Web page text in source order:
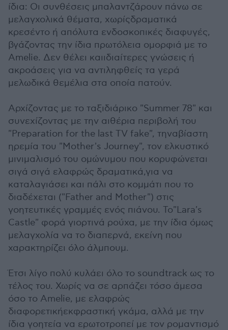
ίδια: Οι συνθέσεις μπαλαντζάρουν πάνω σε
μελαγχολικά θέματα, χωρίςδραματικά
κρεσέντο ή απόλυτα ενδοσκοπικές διαφυγές,
βγάζοντας την ίδια πρωτόλεια ομορφιά με το
Amelie. Δεν θέλει καιιδιαίτερες γνώσεις ή
ακροάσεις για να αντιληφθείς τα γερά
μελωδικά θεμέλια στα οποία πατούν.
Aρχίζοντας με το ταξιδιάρικο "Summer 78" και
συνεχίζοντας με την αιθέρια περιβολή του
"Preparation for the last TV fake", τηναβίαστη
ηρεμία του "Mother's Journey", τον ελκυστικό
μινιμαλισμό του ομώνυμου που κορυφώνεται
σιγά σιγά ελαφρώς δραματικά,για να
καταλαγιάσει και πάλι στο κομμάτι που το
διαδέχεται ("Father and Mother") στις
γοητευτικές γραμμές ενός πιάνου. To"Lara's
Castle" φορά γιορτινά ρούχα, με την ίδια όμως
μελαγχολία να το διαπερνά, εκείνη που
χαρακτηρίζει όλο άλμπουμ.
Έτσι λίγο πολύ κυλάει όλο το soundtrack ως το
τέλος του. Χωρίς να σε αρπάζει τόσο άμεσα
όσο το Amelie, με ελαφρώς
διαφορετικήεκφραστική γκάμα, αλλά με την
ίδια γοητεία να ερωτοτροπεί με τον ρομαντισμό